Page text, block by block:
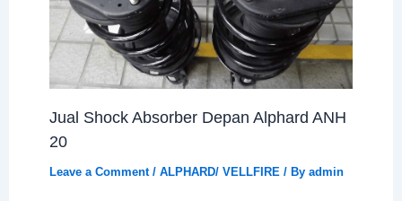
Jual Shock Absorber Depan Alphard ANH
20
Leave a Comment /ALPHARD/ VELLFIRE / Byadmin